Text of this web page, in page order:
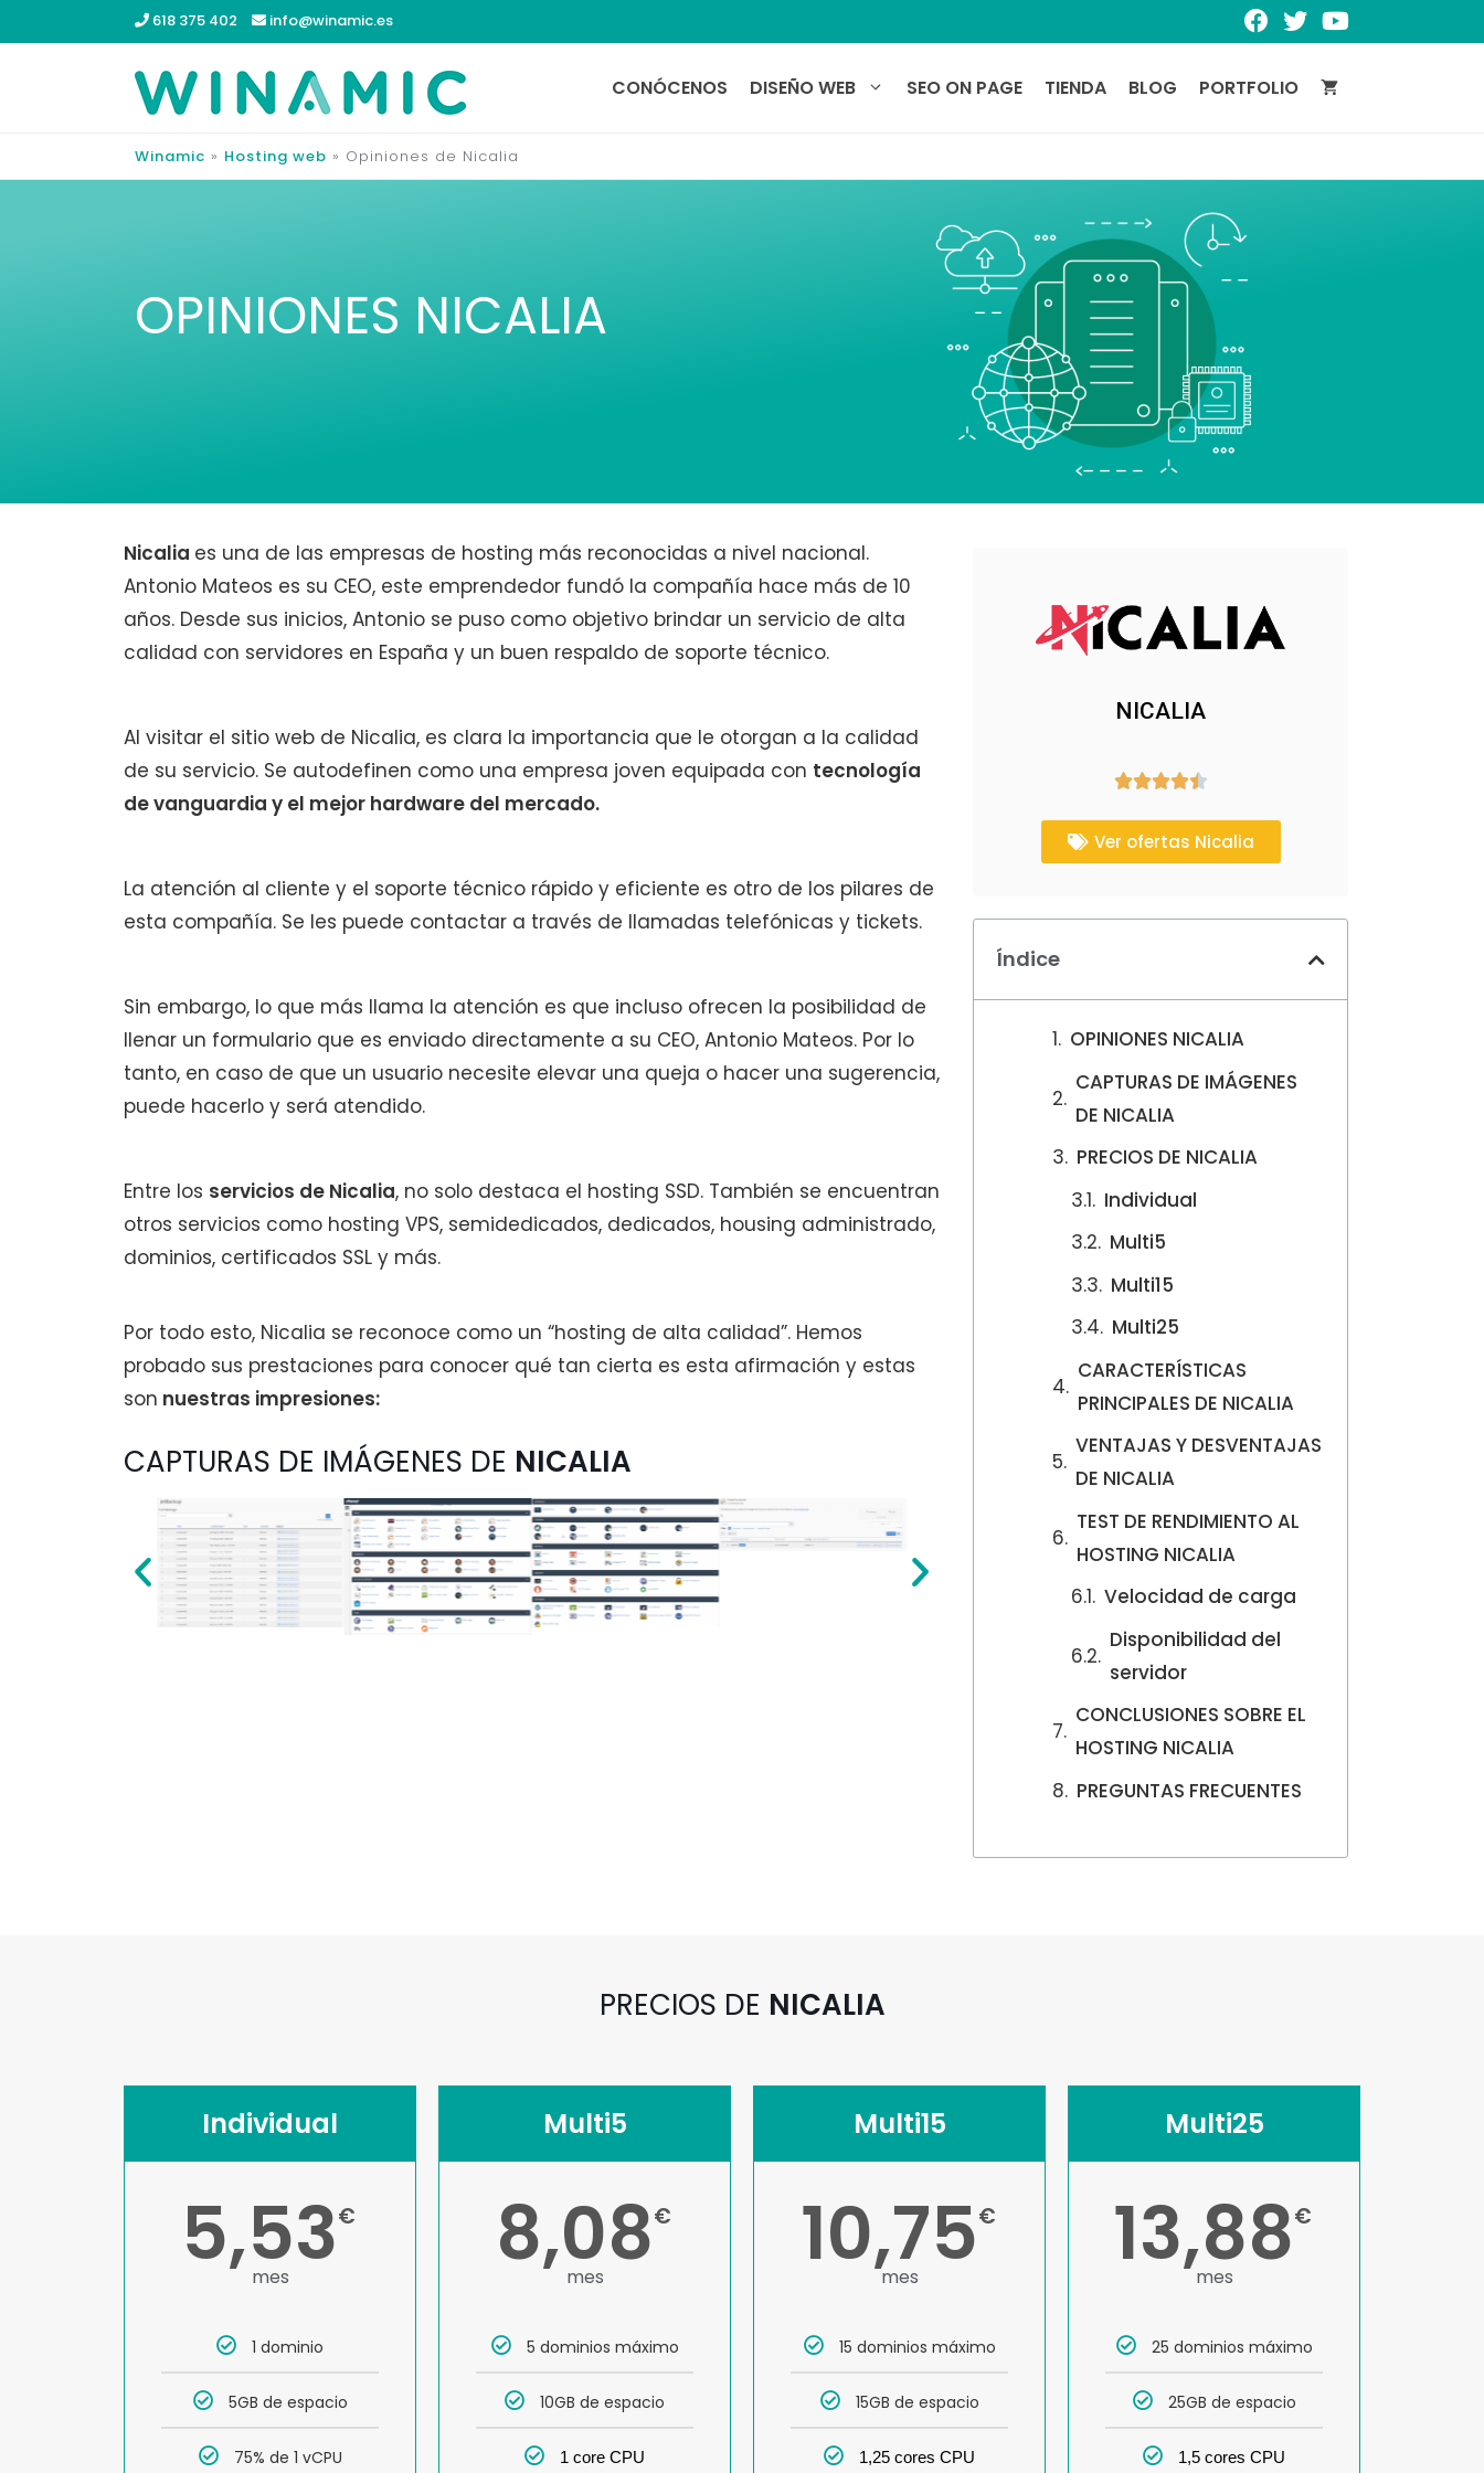
618 375 402 info@winamic.es
CONÓCENOS DISEÑO WEB SEO ON PAGE TIENDA BLOG PORTFOLIO
Winamic » Hosting web » Opiniones de Nicalia
OPINIONES NICALIA
Nicalia es una de las empresas de hosting más reconocidas a nivel nacional.
Antonio Mateos es su CEO, este emprendedor fundó la compañía hace más de 10
años. Desde sus inicios, Antonio se puso como objetivo brindar un servicio de alta
calidad con servidores en España y un buen respaldo de soporte técnico.
Al visitar el sitio web de Nicalia, es clara la importancia que le otorgan a la calidad
de su servicio. Se autodefinen como una empresa joven equipada con tecnología
de vanguardia y el mejor hardware del mercado.
La atención al cliente y el soporte técnico rápido y eficiente es otro de los pilares de
esta compañía. Se les puede contactar a través de llamadas telefónicas y tickets.
Sin embargo, lo que más llama la atención es que incluso ofrecen la posibilidad de
llenar un formulario que es enviado directamente a su CEO, Antonio Mateos. Por lo
tanto, en caso de que un usuario necesite elevar una queja o hacer una sugerencia,
puede hacerlo y será atendido.
Entre los servicios de Nicalia, no solo destaca el hosting SSD. También se encuentran
otros servicios como hosting VPS, semidedicados, dedicados, housing administrado,
dominios, certificados SSL y más.
Por todo esto, Nicalia se reconoce como un “hosting de alta calidad”. Hemos
probado sus prestaciones para conocer qué tan cierta es esta afirmación y estas
son nuestras impresiones:
CAPTURAS DE IMÁGENES DE NICALIA
NICALIA

Ver ofertas Nicalia
Índice
OPINIONES NICALIA
CAPTURAS DE IMÁGENES
DE NICALIA
PRECIOS DE NICALIA
Individual
Multi5
Multi15
Multi25
CARACTERÍSTICAS
PRINCIPALES DE NICALIA
VENTAJAS Y DESVENTAJAS
DE NICALIA
TEST DE RENDIMIENTO AL
HOSTING NICALIA
Velocidad de carga
Disponibilidad del
servidor
CONCLUSIONES SOBRE EL
HOSTING NICALIA
PREGUNTAS FRECUENTES
PRECIOS DE NICALIA
Individual
5,53€
mes
1 dominio
5GB de espacio
75% de 1 vCPU
Multi5
8,08€
mes
5 dominios máximo
10GB de espacio
1 core CPU
Multi15
10,75€
mes
15 dominios máximo
15GB de espacio
1,25 cores CPU
Multi25
13,88€
mes
25 dominios máximo
25GB de espacio
1,5 cores CPU